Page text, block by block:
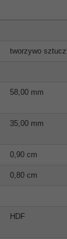
tworzywo
58,00 mm
35,00 mm
0,90 cm
0,80 cm
HDF